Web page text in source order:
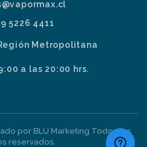
5226 4411
Metropolitana
a las 20:00 hrs.
por BLU Marketing Todos los
reservados.